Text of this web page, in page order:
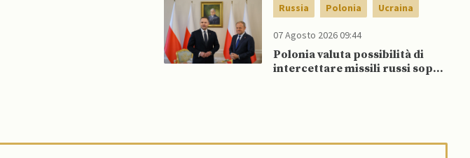
Russia Polonia Ucraina
07 Agosto 2026 09:44
Polonia valuta possibilità di
intercettare missili russi sopra